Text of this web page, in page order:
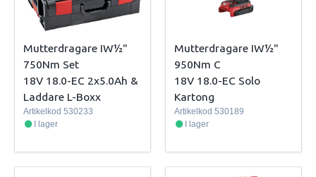
Mutterdragare IW½"
750Nm Set
18V 18.0-EC 2x5.0Ah &
Laddare L-Boxx
Artikelkod 530233
I lager
Mutterdragare IW½"
950Nm C
18V 18.0-EC Solo
Kartong
Artikelkod 530189
I lager